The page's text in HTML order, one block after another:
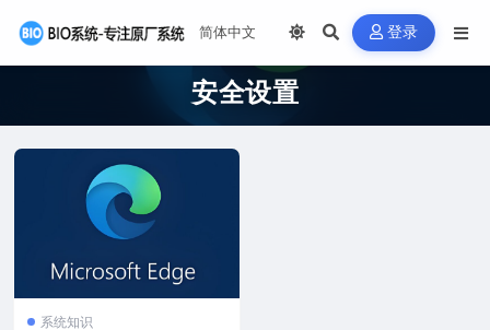
登录
安全设置
系统知识